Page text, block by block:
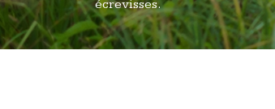
écrevisses.